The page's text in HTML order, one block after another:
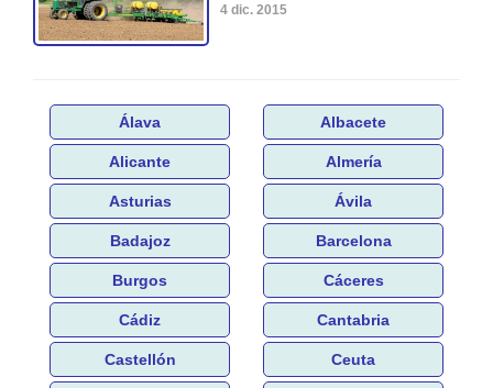
4 dic. 2015
Álava Albacete
Alicante Almería
Asturias Ávila
Badajoz Barcelona
Burgos Cáceres
Cádiz Cantabria
Castellón Ceuta